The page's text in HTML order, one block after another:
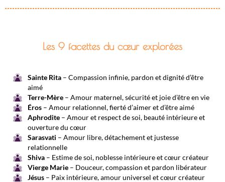
Les 9 facettes du cœur explorées
Sainte Rita – Compassion infinie, pardon et dignité d’être
aimé
Terre-Mère – Amour maternel, sécurité et joie d’être en vie
Éros – Amour relationnel, fierté d’aimer et d’être aimé
Aphrodite – Amour et respect de soi, beauté intérieure et
ouverture du cœur
Sarasvati – Amour libre, détachement et justesse
relationnelle
Shiva – Estime de soi, noblesse intérieure et cœur créateur
Vierge Marie – Douceur, compassion et pardon libérateur
Jésus – Paix intérieure, amour universel et cœur créateur